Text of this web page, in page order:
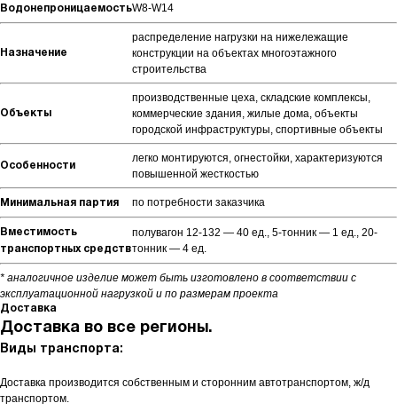
ВодонепроницаемостьW8-W14
Назначение
распределение нагрузки на нижележащие
конструкции на объектах многоэтажного
строительства
Объекты
производственные цеха, складские комплексы,
коммерческие здания, жилые дома, объекты
городской инфраструктуры, спортивные объекты
Особенности
легко монтируются, огнестойки, характеризуются
повышенной жесткостью
Минимальная партия по потребности заказчика
Вместимость
транспортных средств
полувагон 12-132 — 40 ед., 5-тонник — 1 ед., 20-
тонник — 4 ед.
* аналогичное изделие может быть изготовлено в соответствии с
эксплуатационной нагрузкой и по размерам проекта
Доставка
Доставка во все регионы.
Виды транспорта:
Доставка производится собственным и сторонним автотранспортом, ж/д
транспортом.